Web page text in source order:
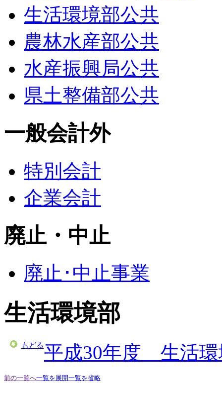
生活環境部公共
農林水産部公共
水産振興局公共
県土整備部公共
一般会計外
特別会計
企業会計
廃止・中止
廃止･中止事業
生活環境部
もどる平成30年度 生活環
前の一覧へ一覧を展開一覧を省略